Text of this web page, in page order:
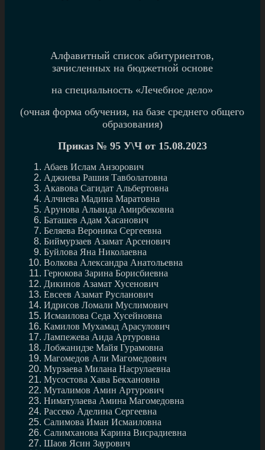
Алфавитный список абитуриентов,
зачисленных на бюджетной основе
на специальность «Лечебное дело»
(очная форма обучения, на базе среднего общего
образования)
Приказ № 95 У\Ч от 15.08.2023
Абаев Ислам Анзорович
Аджиева Рашия Тавболатовна
Акавова Сагидат Альбертовна
Алчиева Мадина Маратовна
Арунова Альвида Амирбековна
Баташев Адам Хасанович
Беляева Вероника Сергеевна
Биймурзаев Азамат Арсенович
Буйлова Яна Николаевна
Волкова Александра Анатольевна
Герюкова Зарина Борисбиевна
Дикинов Азамат Хусенович
Евсеев Азамат Русланович
Идрисов Ломали Муслимович
Исмаилова Седа Хусейновна
Камилов Мухамад Арасулович
Лампежева Аида Артуровна
Лобжанидзе Майя Гурамовна
Магомедов Али Магомедович
Мурзаева Милана Насрулаевна
Мусостова Хава Бекхановна
Муталимов Амин Артурович
Ниматулаева Амина Магомедовна
Рассеко Аделина Сергеевна
Салимова Иман Исмаиловна
Салимханова Карина Висрадиевна
Шаов Ясин Заурович